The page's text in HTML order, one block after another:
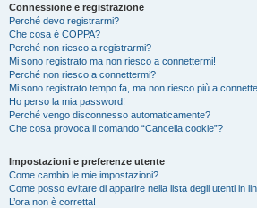
Connessione e registrazione
Perché devo registrarmi?
Che cosa è COPPA?
Perché non riesco a registrarmi?
Mi sono registrato ma non riesco a connettermi!
Perché non riesco a connettermi?
Mi sono registrato tempo fa, ma non riesco più a
Ho perso la mia password!
Perché vengo disconnesso automaticamente?
Che cosa provoca il comando “Cancella cookie”?
Impostazioni e preferenze utente
Come cambio le mie impostazioni?
Come posso evitare di apparire nella lista degli utenti in
L’ora non è corretta!